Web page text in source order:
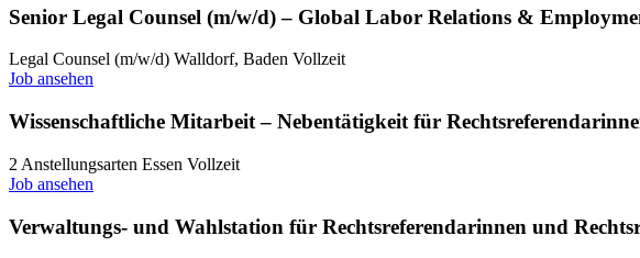
Senior Legal Counsel (m/w/d) – Global Labor Relations &
Legal Counsel (m/w/d) Walldorf, Baden Vollzeit
Job ansehen
Wissenschaftliche Mitarbeit – Nebentätigkeit für
2 Anstellungsarten Essen Vollzeit
Job ansehen
Verwaltungs- und Wahlstation für Rechtsreferendarinnen und